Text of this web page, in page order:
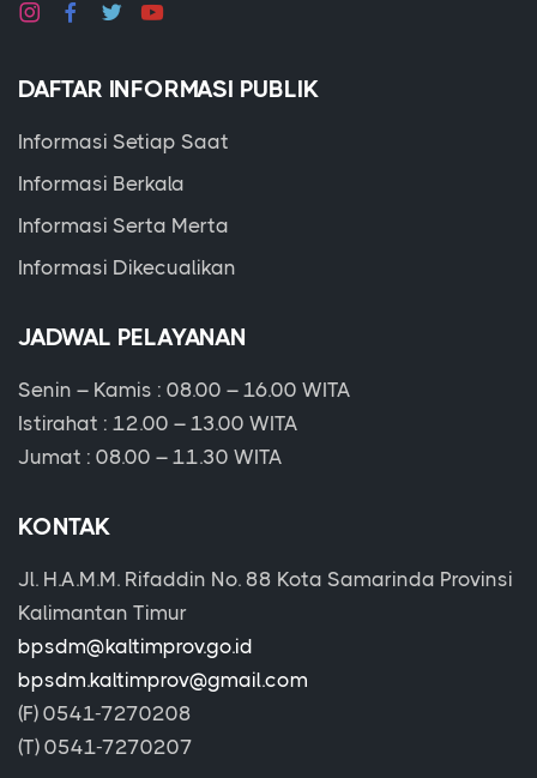
DAFTAR INFORMASI PUBLIK
Informasi Setiap Saat
Informasi Berkala
Informasi Serta Merta
Informasi Dikecualikan
JADWAL PELAYANAN
Senin – Kamis : 08.00 – 16.00 WITA
Istirahat : 12.00 – 13.00 WITA
Jumat : 08.00 – 11.30 WITA
KONTAK
Jl. H.A.M.M. Rifaddin No. 88 Kota Samarinda Provinsi
Kalimantan Timur
bpsdm@kaltimprov.go.id
bpsdm.kaltimprov@gmail.com
(F) 0541-7270208
(T) 0541-7270207